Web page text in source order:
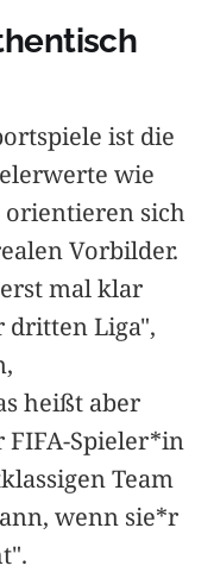
ist die
wie
sich
Vorbilder.
mal klar
dritten Liga",
heißt aber
FIFA-Spieler*in
Team
wenn sie*r